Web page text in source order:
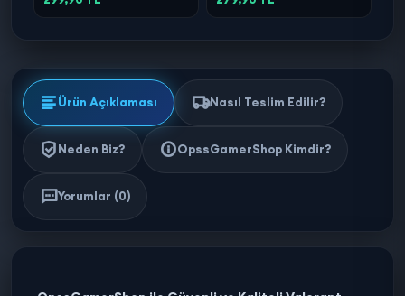
Ürün Açıklaması Nasıl Teslim Edilir?
Neden Biz? OpssGamerShop Kimdir?
Yorumlar (0)